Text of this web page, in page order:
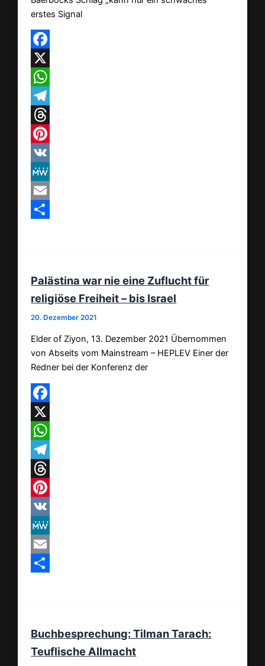
erstes Signal
Facebook
X
WhatsApp
Telegram
Threads
Pinterest
VK
MeWe
Email
Palästina war nie eine Zuflucht für
religiöse Freiheit – bis Israel
20. Dezember 2021
Elder of Ziyon, 13. Dezember 2021 Übernommen
von Abseits vom Mainstream – HEPLEV Einer der
Redner bei der Konferenz der
Facebook
X
WhatsApp
Telegram
Threads
Pinterest
VK
MeWe
Email
Buchbesprechung: Tilman Tarach:
Teuflische Allmacht